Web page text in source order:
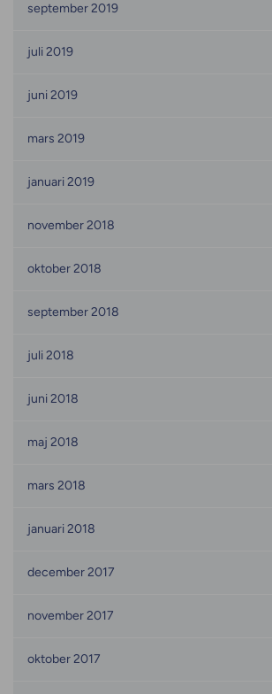
september 2019
juli 2019
juni 2019
mars 2019
januari 2019
november 2018
oktober 2018
september 2018
juli 2018
juni 2018
maj 2018
mars 2018
januari 2018
december 2017
november 2017
oktober 2017